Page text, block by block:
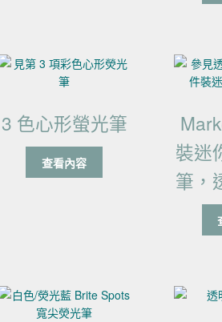
3 色心形螢光筆
查看內容
裝迷
筆，